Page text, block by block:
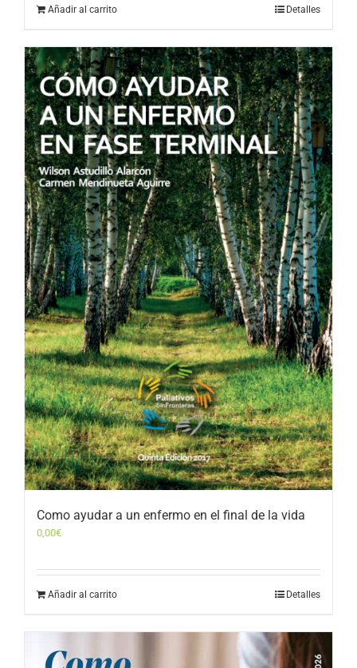
Añadir al carrito Detalles
Como ayudar a un enfermo en el final de la vida
0,00€
Añadir al carrito Detalles